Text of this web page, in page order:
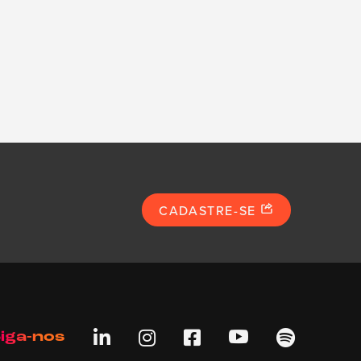
CADASTRE-SE
nos     